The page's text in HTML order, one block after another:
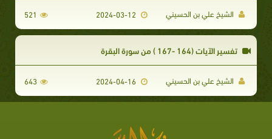
الشيخ علي بن الحسيني 521
تفسير الآيات (164 -167 ) من سورة البقرة
الشيخ علي بن الحسيني 643